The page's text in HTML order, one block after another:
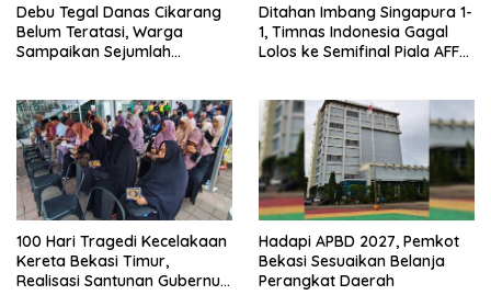
Debu Tegal Danas Cikarang
Belum Teratasi, Warga
Sampaikan Sejumlah
Ditahan Imbang Singapura 1-
1, Timnas Indonesia Gagal
Lolos ke Semifinal Piala AFF
100 Hari Tragedi Kecelakaan
Kereta Bekasi Timur,
Realisasi Santunan Gubernur
Hadapi APBD 2027, Pemkot
Bekasi Sesuaikan Belanja
Perangkat Daerah